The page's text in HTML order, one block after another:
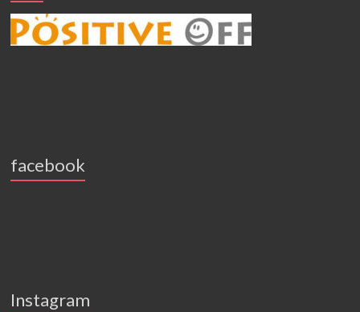
facebook
Instagram